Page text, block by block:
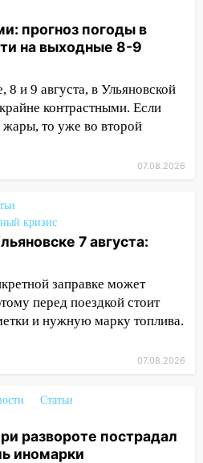
автомобилей на
8 августа пройдет
«Наше время» с
концертом
прогноз
транспортные
акцию «Час
за один день
на пляже и
страйкбольную
область
непогода: град
прогноз погоды в
на выходные 8-9
и 9 августа, в Ульяновской
контрастными. Если
жары, то уже во второй
07.08.2026
кризис
7 августа:
заправке может
перед поездкой стоит
и нужную марку топлива.
07.08.2026
Статьи
развороте пострадал
иномарки